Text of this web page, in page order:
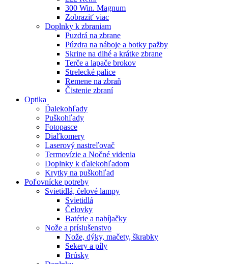
300 Win. Magnum
Zobraziť viac
Doplnky k zbraniam
Puzdrá na zbrane
Púzdra na náboje a botky pažby
Skrine na dlhé a krátke zbrane
Terče a lapače brokov
Strelecké palice
Remene na zbraň
Čistenie zbraní
Optika
Ďalekohľady
Puškohľady
Fotopasce
Diaľkomery
Laserový nastreľovač
Termovízie a Nočné videnia
Doplnky k ďalekohľadom
Krytky na puškohľad
Poľovnícke potreby
Svietidlá, čelové lampy
Svietidlá
Čelovky
Batérie a nabíjačky
Nože a príslušenstvo
Nože, dýky, mačety, škrabky
Sekery a píly
Brúsky